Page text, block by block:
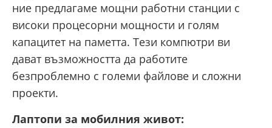
ние предлагаме мощни работни станции с
високи процесорни мощности и голям
капацитет на паметта. Тези компютри ви
дават възможността да работите
безпроблемно с големи файлове и сложни
проекти.
Лаптопи за мобилния живот: